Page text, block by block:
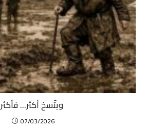
ويتّسخ أكثر… فأكثر
07/03/2026